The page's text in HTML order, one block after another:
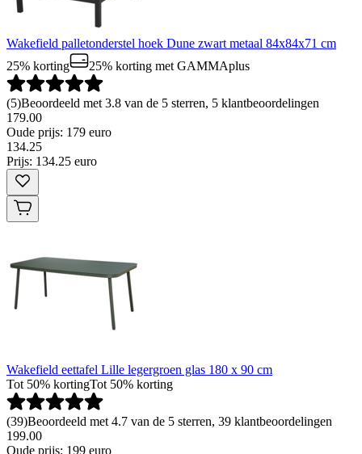
Wakefield palletonderstel hoek Dune zwart metaal 84x84x71 cm
25% korting
25% korting met GAMMAplus
(5)Beoordeeld met 3.8 van de 5 sterren, 5 klantbeoordelingen
179.00
Oude prijs: 179 euro
134.25
Prijs: 134.25 euro
Wakefield eettafel Lille legergroen glas 180 x 90 cm
Tot 50% kortingTot 50% korting
(39)Beoordeeld met 4.7 van de 5 sterren, 39 klantbeoordelingen
199.00
Oude prijs: 199 euro